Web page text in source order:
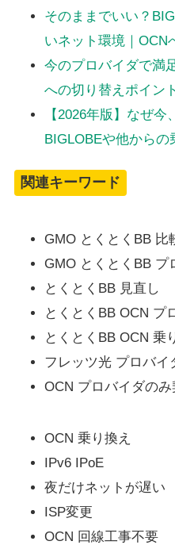
そのままでいい？
いネット環境｜OCN
今のプロバイダで満
への切り替えポイント
【2026年版】なぜ
BIGLOBEや他から
関連キーワード
GMO とくとくBB 比
GMO とくとくBB プ
とくとくBB 見直し
とくとくBB OCN プ
とくとくBB OCN 乗
フレッツ光 プロバイ
OCN プロバイダのみ
OCN 乗り換え
IPv6 IPoE
夜だけネットが遅い
ISP変更
OCN 回線工事不要